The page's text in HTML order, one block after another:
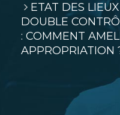
ETAT DES
DOUBLE
: COMMENT
APPROPRIATION